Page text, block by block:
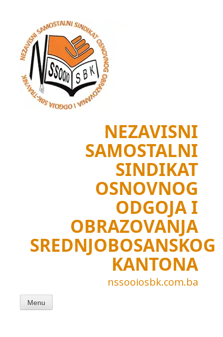
content
NEZAVISNI
SAMOSTALNI
SINDIKAT
OSNOVNOG
ODGOJA I
OBRAZOVANJA
SREDNJOBOSANSKOG
KANTONA
nssooiosbk.com.ba
Menu